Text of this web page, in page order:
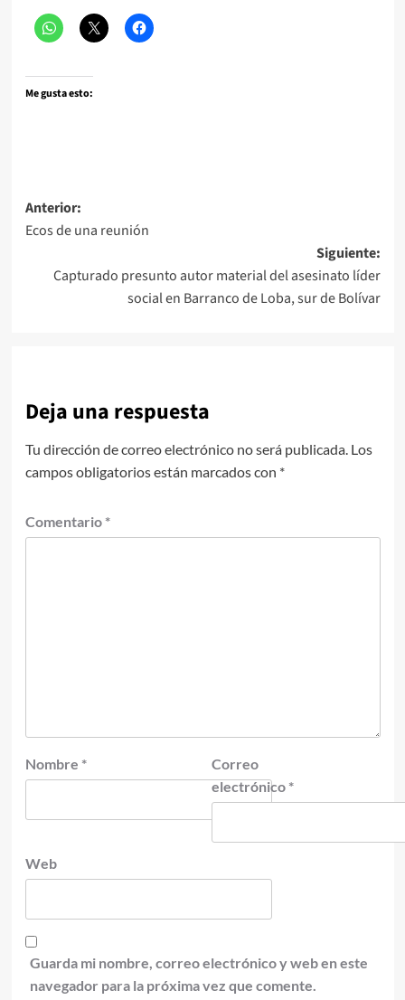
Me gusta esto:
Navegación
de
entradas
Anterior:
Ecos de una reunión
Siguiente:
Capturado presunto autor material del asesinato líder
social en Barranco de Loba, sur de Bolívar
Deja una respuesta
Tu dirección de correo electrónico no será publicada. Los
campos obligatorios están marcados con *
Comentario *
Nombre *
Correo
electrónico *
Web
Guarda mi nombre, correo electrónico y web en este
navegador para la próxima vez que comente.